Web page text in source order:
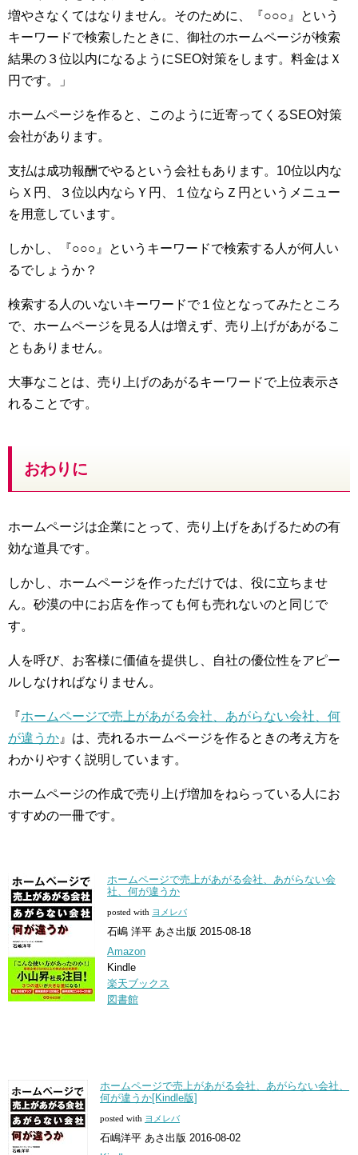
増やさなくてはなりません。そのために、『○○○』という
キーワードで検索したときに、御社のホームページが検索
結果の３位以内になるようにSEO対策をします。料金はＸ
円です。」
ホームページを作ると、このように近寄ってくるSEO対策
会社があります。
支払は成功報酬でやるという会社もあります。10位以内な
らＸ円、３位以内ならＹ円、１位ならＺ円というメニュー
を用意しています。
しかし、『○○○』というキーワードで検索する人が何人い
るでしょうか？
検索する人のいないキーワードで１位となってみたところ
で、ホームページを見る人は増えず、売り上げがあがるこ
ともありません。
大事なことは、売り上げのあがるキーワードで上位表示さ
れることです。
おわりに
ホームページは企業にとって、売り上げをあげるための有
効な道具です。
しかし、ホームページを作っただけでは、役に立ちませ
ん。砂漠の中にお店を作っても何も売れないのと同じで
す。
人を呼び、お客様に価値を提供し、自社の優位性をアピー
ルしなければなりません。
『ホームページで売上があがる会社、あがらない会社、何
が違うか 』は、売れるホームページを作るときの考え方を
わかりやすく説明しています。
ホームページの作成で売り上げ増加をねらっている人にお
すすめの一冊です。
ホームページで売上があがる会社、あがらない会
社、何が違うか
posted with ヨメレバ
石嶋 洋平 あさ出版 2015-08-18
Amazon
Kindle
楽天ブックス
図書館
ホームページで売上があがる会社、あがらない会社、
何が違うか[Kindle版]
posted with ヨメレバ
石嶋洋平 あさ出版 2016-08-02